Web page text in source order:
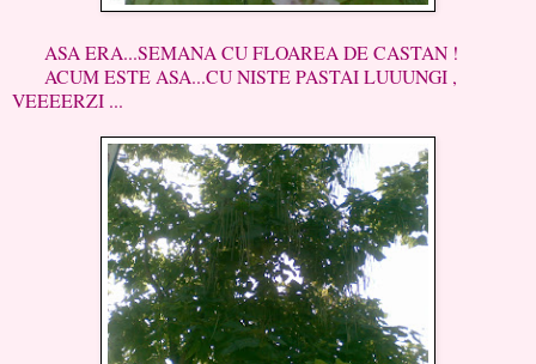
ASA ERA...SEMANA CU FLOAREA DE CASTAN !
ACUM ESTE ASA...CU NISTE PASTAI LUUUNGI ,
VEEEERZI ...